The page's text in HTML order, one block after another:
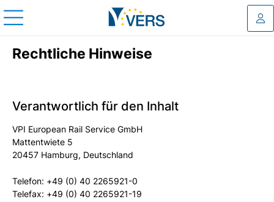
Rechtliche Hinweise
Verantwortlich für den Inhalt
VPI European Rail Service GmbH
Mattentwiete 5
20457 Hamburg, Deutschland
Telefon: +49 (0) 40 2265921-0
Telefax: +49 (0) 40 2265921-19